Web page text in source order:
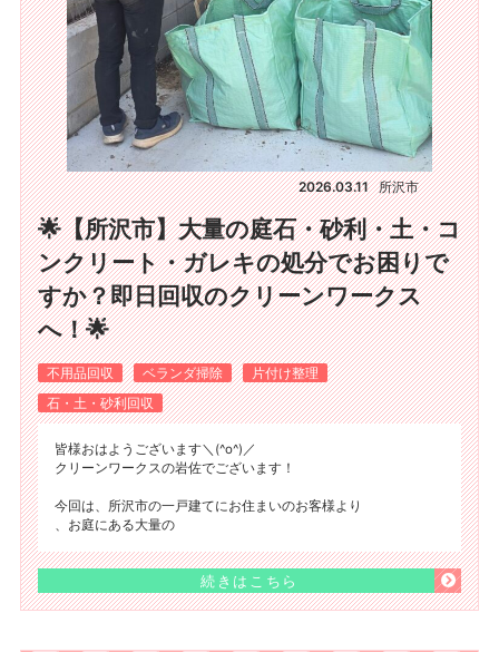
2026.03.11 所沢市
🌟【所沢市】大量の庭石・砂利・土・コ
ンクリート・ガレキの処分でお困りで
すか？即日回収のクリーンワークス
へ！🌟
不用品回収 ベランダ掃除
片付け整理
石・土・砂利回収
皆様おはようございます＼(^o^)／
クリーンワークスの岩佐でございます！
今回は、所沢市の一戸建てにお住まいのお客様より
、お庭にある大量の
続きはこちら